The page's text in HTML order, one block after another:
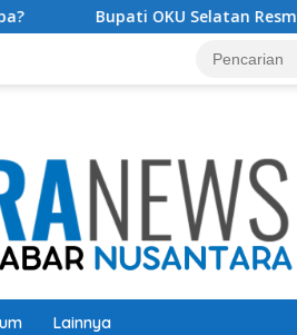
Selatan Resmi Buka Rangkaian
Lainnya